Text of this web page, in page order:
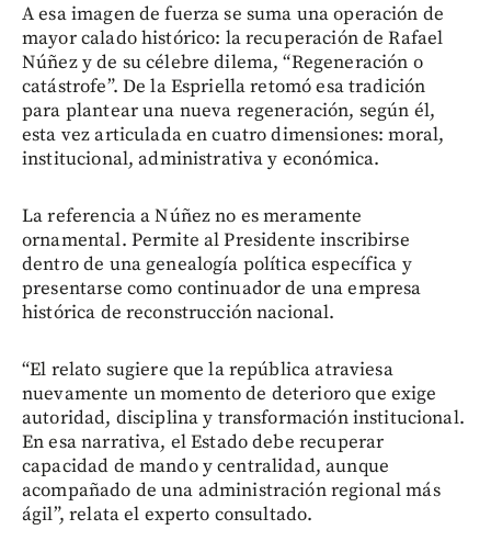
A esa imagen de fuerza se suma una operación de
mayor calado histórico: la recuperación de Rafael
Núñez y de su célebre dilema, “Regeneración o
catástrofe”. De la Espriella retomó esa tradición
para plantear una nueva regeneración, según él,
esta vez articulada en cuatro dimensiones: moral,
institucional, administrativa y económica.
La referencia a Núñez no es meramente
ornamental. Permite al Presidente inscribirse
dentro de una genealogía política específica y
presentarse como continuador de una empresa
histórica de reconstrucción nacional.
“El relato sugiere que la república atraviesa
nuevamente un momento de deterioro que exige
autoridad, disciplina y transformación institucional.
En esa narrativa, el Estado debe recuperar
capacidad de mando y centralidad, aunque
acompañado de una administración regional más
ágil”, relata el experto consultado.